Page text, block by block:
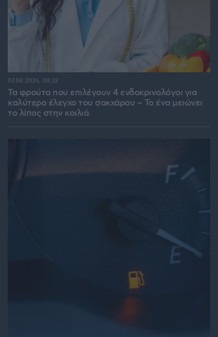
Τα φρούτα που επιλέγουν 4 ενδοκρινολόγοι για
καλύτερο έλεγχο του σακχάρου – Το ένα μειώνει
το λίπος στην κοιλιά
07.08.2026, 08:32